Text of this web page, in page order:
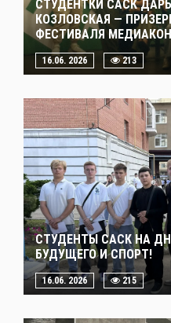
СТУДЕНТКИ САСК
КОЗЛОВСКАЯ —
ФЕСТИВАЛЯ
16.06. 2026 213
СТУДЕНТЫ САСК НА
БУДУЩЕГО И СПОРТ!
16.06. 2026 215